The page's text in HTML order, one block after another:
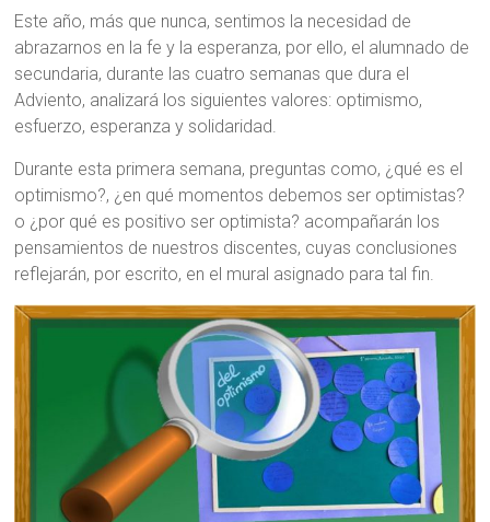
Este año, más que nunca, sentimos la necesidad de
abrazarnos en la fe y la esperanza, por ello, el alumnado de
secundaria, durante las cuatro semanas que dura el
Adviento, analizará los siguientes valores: optimismo,
esfuerzo, esperanza y solidaridad.
Durante esta primera semana, preguntas como, ¿qué es el
optimismo?, ¿en qué momentos debemos ser optimistas?
o ¿por qué es positivo ser optimista? acompañarán los
pensamientos de nuestros discentes, cuyas conclusiones
reflejarán, por escrito, en el mural asignado para tal fin.